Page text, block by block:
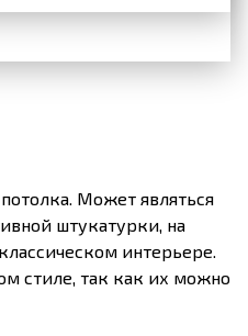
Может являться
штукатурки, на
интерьере.
стиле, так как их можно